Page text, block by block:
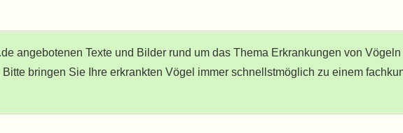
angebotenen Texte und Bilder rund um das Thema Erkrankungen von Vögeln
bringen Sie Ihre erkrankten Vögel immer schnellstmöglich zu einem